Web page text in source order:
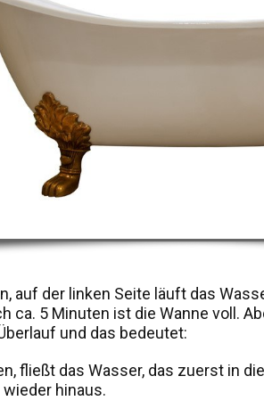
auf der linken Seite läuft das
ca. 5 Minuten ist die Wanne voll.
und das bedeutet:
fließt das Wasser, das zuerst in
hinaus.